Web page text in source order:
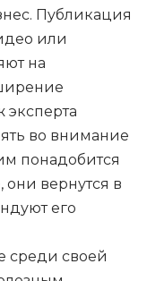
Публикация
или
на
во внимание
понадобится
вернутся в
его
среди своей